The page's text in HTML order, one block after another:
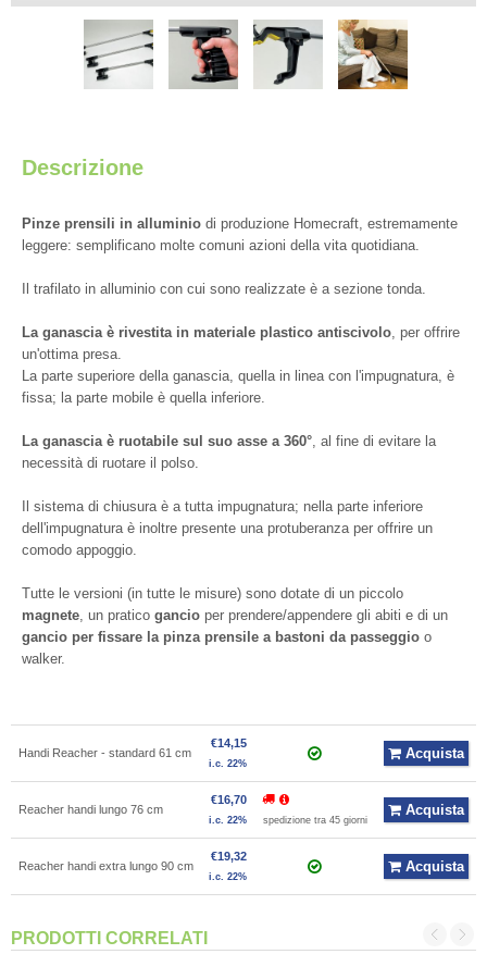
Descrizione
Pinze prensili in alluminio di produzione Homecraft, estremamente
leggere: semplificano molte comuni azioni della vita quotidiana.
Il trafilato in alluminio con cui sono realizzate è a sezione tonda.
La ganascia è rivestita in materiale plastico antiscivolo, per offrire
un'ottima presa.
La parte superiore della ganascia, quella in linea con l'impugnatura, è
fissa; la parte mobile è quella inferiore.
La ganascia è ruotabile sul suo asse a 360°, al fine di evitare la
necessità di ruotare il polso.
Il sistema di chiusura è a tutta impugnatura; nella parte inferiore
dell'impugnatura è inoltre presente una protuberanza per offrire un
comodo appoggio.
Tutte le versioni (in tutte le misure) sono dotate di un piccolo
magnete, un pratico gancio per prendere/appendere gli abiti e di un
gancio per fissare la pinza prensile a bastoni da passeggio o
walker.
Handi Reacher - standard 61 cm
€14,15
i.c. 22%
Acquista
Reacher handi lungo 76 cm
€16,70
i.c. 22% spedizione tra 45 giorni
Acquista
Reacher handi extra lungo 90 cm
€19,32
i.c. 22%
Acquista
PRODOTTI CORRELATI